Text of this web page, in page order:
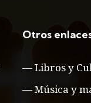
Otros
—Libros y
—Música y